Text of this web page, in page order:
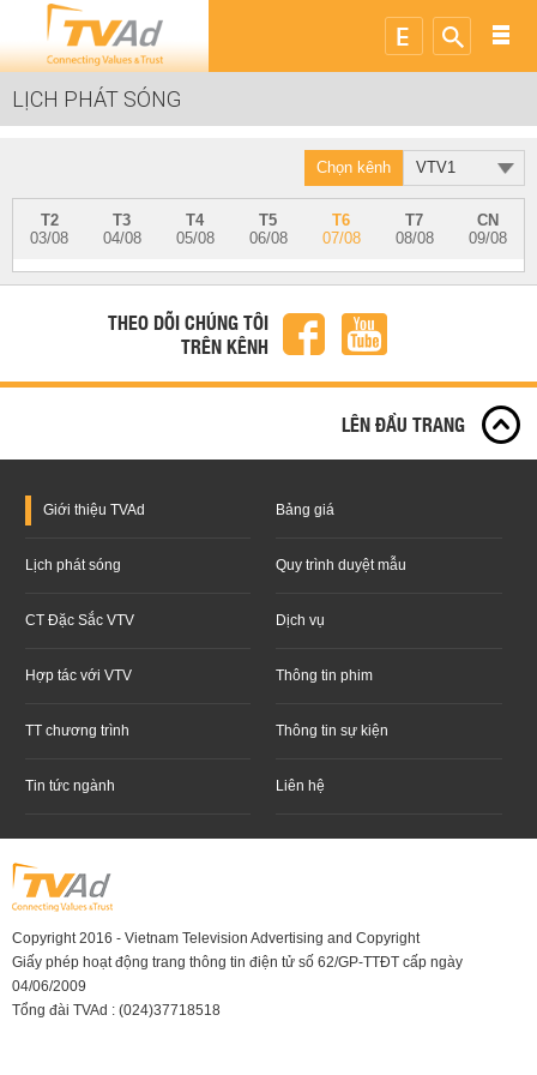
LỊCH PHÁT SÓNG
Chọn kênh VTV1
T2
03/08
T3
04/08
T4
05/08
T5
06/08
T6
07/08
T7
08/08
CN
09/08
THEO DÕI CHÚNG TÔI
TRÊN KÊNH
LÊN ĐẦU TRANG
Giới thiệu TVAd Bảng giá
Lịch phát sóng Quy trình duyệt mẫu
CT Đặc Sắc VTV Dịch vụ
Hợp tác với VTV Thông tin phim
TT chương trình Thông tin sự kiện
Tin tức ngành Liên hệ
Copyright 2016 - Vietnam Television Advertising and Copyright
Giấy phép hoạt động trang thông tin điện tử số 62/GP-TTĐT cấp ngày
04/06/2009
Tổng đài TVAd : (024)37718518